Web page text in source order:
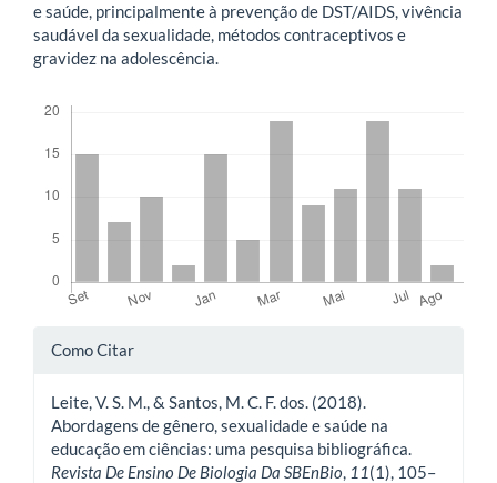
e saúde, principalmente à prevenção de DST/AIDS, vivência
saudável da sexualidade, métodos contraceptivos e
gravidez na adolescência.
Detalhes
artigo
Como Citar
Leite, V. S. M., & Santos, M. C. F. dos. (2018).
Abordagens de gênero, sexualidade e saúde na
educação em ciências: uma pesquisa bibliográfica.
Revista De Ensino De Biologia Da SBEnBio, 11(1), 105–